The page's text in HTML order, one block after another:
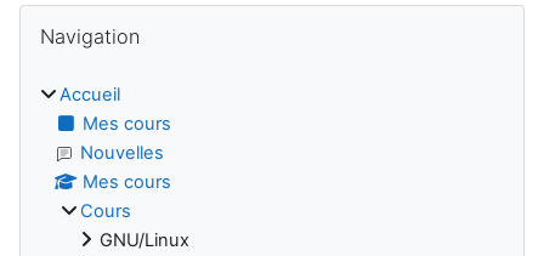
Blocs
Navigation
Accueil
Mes cours
Nouvelles
Mes cours
Cours
GNU/Linux